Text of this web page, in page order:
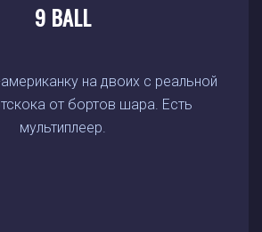
9 BALL
на двоих с реальной
от бортов шара. Есть
мультиплеер.